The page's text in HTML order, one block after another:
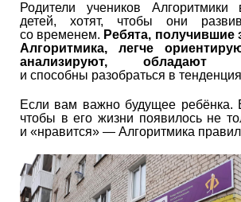
Родители учеников
детей, хотят, чтобы они
со временем. Ребята, получившие
Алгоритмика, легче
анализируют, обладают
и способны разобраться в
Если вам важно будущее ребёнка.
чтобы в его жизни появилось не
и «нравится» — Алгоритмика